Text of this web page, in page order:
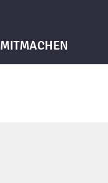
MITMACHEN